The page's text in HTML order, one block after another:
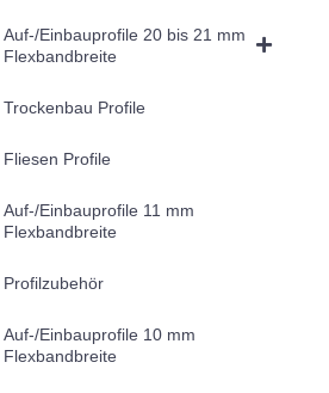
Auf-/Einbauprofile 20 bis 21 mm
Flexbandbreite
Trockenbau Profile
Fliesen Profile
Auf-/Einbauprofile 11 mm
Flexbandbreite
Profilzubehör
Auf-/Einbauprofile 10 mm
Flexbandbreite